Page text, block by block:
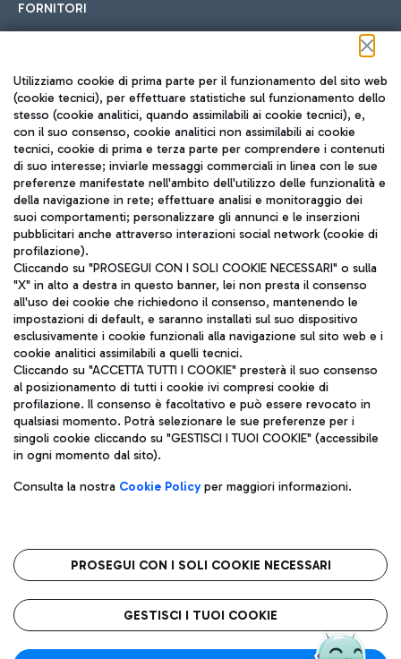
FORNITORI
Seguici sui social
TRAVEL JOURNAL
ITA
Aeroporti di Roma S.p.A. - Società soggetta a direzione e
coordinamento di Mundys S.p.A.
Codice fiscale e Registro delle Imprese di Roma 13032990155 P.
IVA 06572251004
Capitale sociale 62.224.743,00 int. vers.
Sede legale: Via Pier Paolo Racchetti 1 - 00054 Fiumicino (RM)
telefono +39 06 65951
Privacy policy
Note legali
Roma FCO
L'aeroporto stellato
Utilizziamo cookie di prima parte per il funzionamento del sito web
(cookie tecnici), per effettuare statistiche sul funzionamento dello
stesso (cookie analitici, quando assimilabili ai cookie tecnici), e,
con il suo consenso, cookie analitici non assimilabili ai cookie
tecnici, cookie di prima e terza parte per comprendere i contenuti
di suo interesse; inviarle messaggi commerciali in linea con le sue
preferenze manifestate nell'ambito dell'utilizzo delle funzionalità e
della navigazione in rete; effettuare analisi e monitoraggio dei
suoi comportamenti; personalizzare gli annunci e le inserzioni
pubblicitari anche attraverso interazioni social network (cookie di
profilazione).
Cliccando su "PROSEGUI CON I SOLI COOKIE NECESSARI" o sulla
"X" in alto a destra in questo banner, lei non presta il consenso
all'uso dei cookie che richiedono il consenso, mantenendo le
impostazioni di default, e saranno installati sul suo dispositivo
esclusivamente i cookie funzionali alla navigazione sul sito web e i
cookie analitici assimilabili a quelli tecnici.
Cliccando su "ACCETTA TUTTI I COOKIE" presterà il suo consenso
al posizionamento di tutti i cookie ivi compresi cookie di
profilazione. Il consenso è facoltativo e può essere revocato in
qualsiasi momento. Potrà selezionare le sue preferenze per i
singoli cookie cliccando su "GESTISCI I TUOI COOKIE" (accessibile
in ogni momento dal sito).
Consulta la nostra Cookie Policyper maggiori informazioni.
PROSEGUI CON I SOLI COOKIE NECESSARI
GESTISCI I TUOI COOKIE